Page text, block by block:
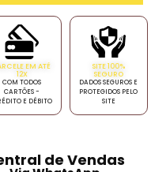
EM ATÉ
12X
COM TODOS
CARTÕES -
E DÉBITO
SITE 100%
SEGURO
DADOS SEGUROS E
PROTEGIDOS PELO
SITE
de Vendas